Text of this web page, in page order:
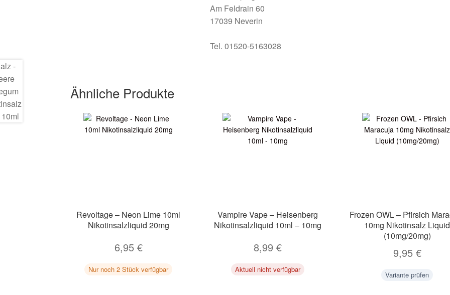
Am Feldrain 60
17039 Neverin
Tel. 01520-5163028
Ähnliche Produkte
Revoltage – Neon Lime 10ml
Nikotinsalzliquid 20mg
6,95 €
Nur noch 2 Stück verfügbar
Vampire Vape – Heisenberg
Nikotinsalzliquid 10ml – 10mg
8,99€
Aktuell nicht verfügbar
Frozen OWL – Pfirsich
10mg Nikotinsalz Liquid
(10mg/20mg)
9,95 €
Variante prüfen